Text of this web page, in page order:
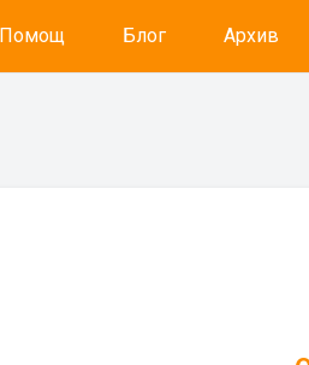
Помощ Блог Архив